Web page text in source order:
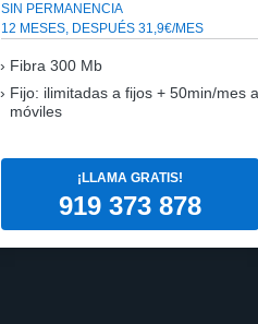
SIN PERMANENCIA
12 MESES, DESPUÉS 31,9€/MES
Fibra 300 Mb
Fijo: ilimitadas a fijos + 50min/mes a
móviles
¡LLAMA GRATIS!
919 373 878